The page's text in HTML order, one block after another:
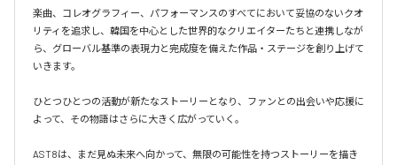
楽曲、コレオグラフィー、パフォーマンスのすべてにおいて妥協のないクオ
リティを追求し、韓国を中心とした世界的なクリエイターたちと連携しなが
ら、グローバル基準の表現力と完成度を備えた作品・ステージを創り上げて
いきます。
ひとつひとつの活動が新たなストーリーとなり、ファンとの出会いや応援に
よって、その物語はさらに大きく広がっていく。
AST8は、まだ見ぬ未来へ向かって、無限の可能性を持つストーリーを描き